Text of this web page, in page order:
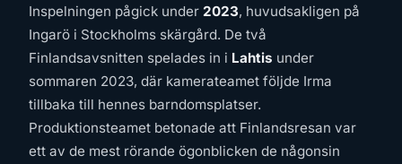
Inspelningen pågick under 2023, huvudsakligen på
Ingarö i Stockholms skärgård. De två
Finlandsavsnitten spelades in i Lahtis under
sommaren 2023, där kamerateamet följde Irma
tillbaka till hennes barndomsplatser.
Produktionsteamet betonade att Finlandsresan var
ett av de mest rörande ögonblicken de någonsin